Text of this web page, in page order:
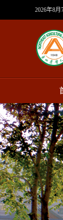
2026年8月